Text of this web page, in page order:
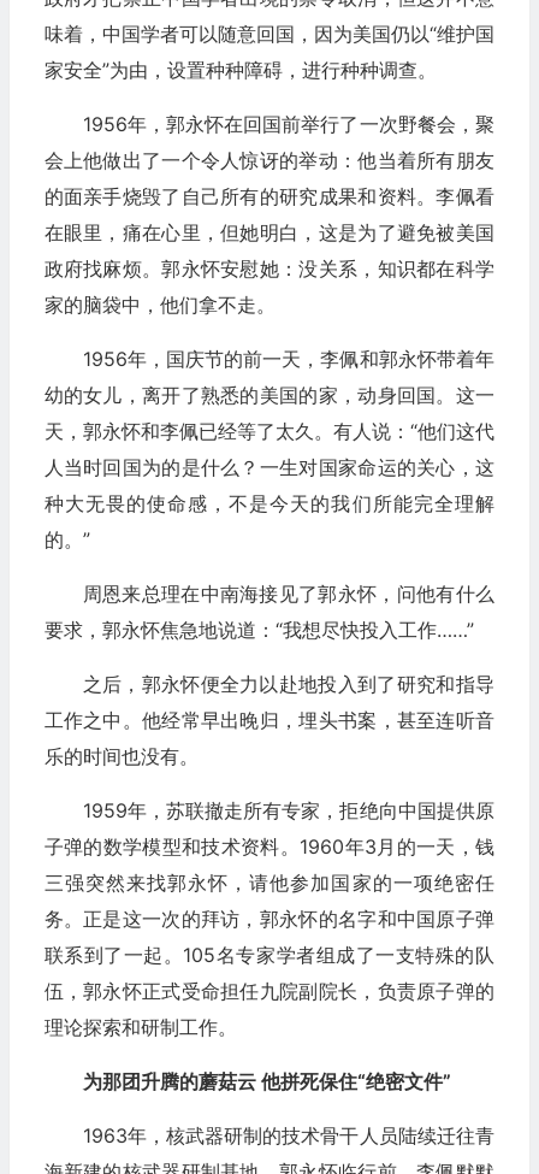
味着，中国学者可以随意回国，因为美国仍以“维护国
家安全”为由，设置种种障碍，进行种种调查。
1956年，郭永怀在回国前举行了一次野餐会，聚
会上他做出了一个令人惊讶的举动：他当着所有朋友
的面亲手烧毁了自己所有的研究成果和资料。李佩看
在眼里，痛在心里，但她明白，这是为了避免被美国
政府找麻烦。郭永怀安慰她：没关系，知识都在科学
家的脑袋中，他们拿不走。
1956年，国庆节的前一天，李佩和郭永怀带着年
幼的女儿，离开了熟悉的美国的家，动身回国。这一
天，郭永怀和李佩已经等了太久。有人说：“他们这代
人当时回国为的是什么？一生对国家命运的关心，这
种大无畏的使命感，不是今天的我们所能完全理解
的。”
周恩来总理在中南海接见了郭永怀，问他有什么
要求，郭永怀焦急地说道：“我想尽快投入工作……”
之后，郭永怀便全力以赴地投入到了研究和指导
工作之中。他经常早出晚归，埋头书案，甚至连听音
乐的时间也没有。
1959年，苏联撤走所有专家，拒绝向中国提供原
子弹的数学模型和技术资料。1960年3月的一天，钱
三强突然来找郭永怀，请他参加国家的一项绝密任
务。正是这一次的拜访，郭永怀的名字和中国原子弹
联系到了一起。105名专家学者组成了一支特殊的队
伍，郭永怀正式受命担任九院副院长，负责原子弹的
理论探索和研制工作。
为那团升腾的蘑菇云 他拼死保住“绝密文件”
1963年，核武器研制的技术骨干人员陆续迁往青